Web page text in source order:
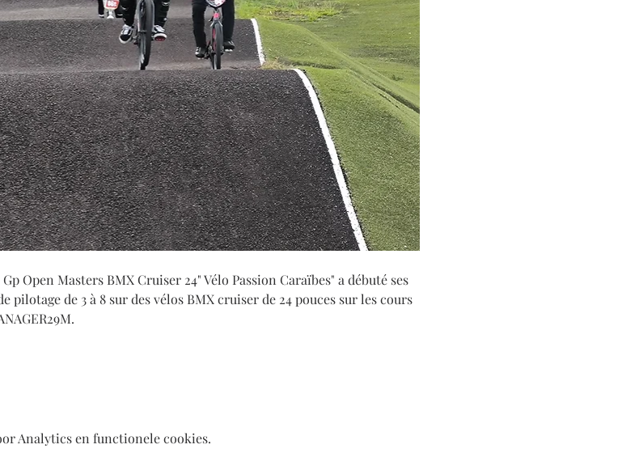
Open Masters BMX Cruiser 24" Vélo Passion Caraïbes" a débuté ses
pilotage de 3 à 8 sur des vélos BMX cruiser de 24 pouces sur les cours
Analytics en functionele cookies.